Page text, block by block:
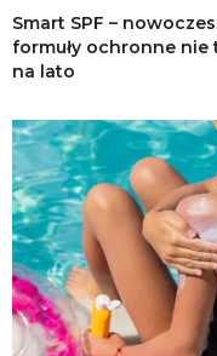
Smart SPF –
formuły ochronne nie
na lato